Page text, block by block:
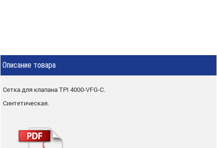
Описание товара
Сетка для клапана TPI 4000-VFG-C.
Синтетическая.